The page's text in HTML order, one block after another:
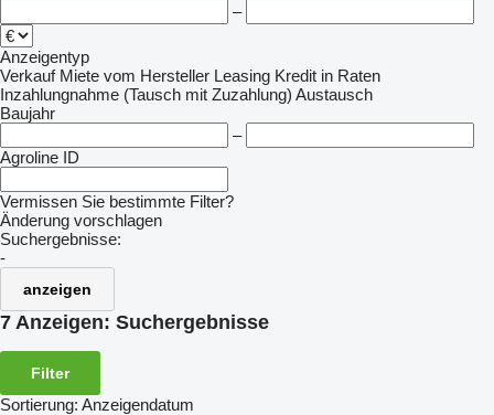
–
Anzeigentyp
Verkauf Miete vom Hersteller Leasing Kredit in Raten
Inzahlungnahme (Tausch mit Zuzahlung) Austausch
Baujahr
–
Agroline ID
Vermissen Sie bestimmte Filter?
Änderung vorschlagen
Suchergebnisse:
-
anzeigen
7 Anzeigen: Suchergebnisse
Filter
Sortierung: Anzeigendatum